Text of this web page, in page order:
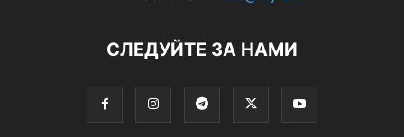
СЛЕДУЙТЕ ЗА НАМИ